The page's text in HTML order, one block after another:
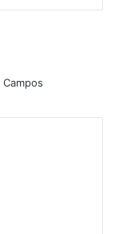
Campos